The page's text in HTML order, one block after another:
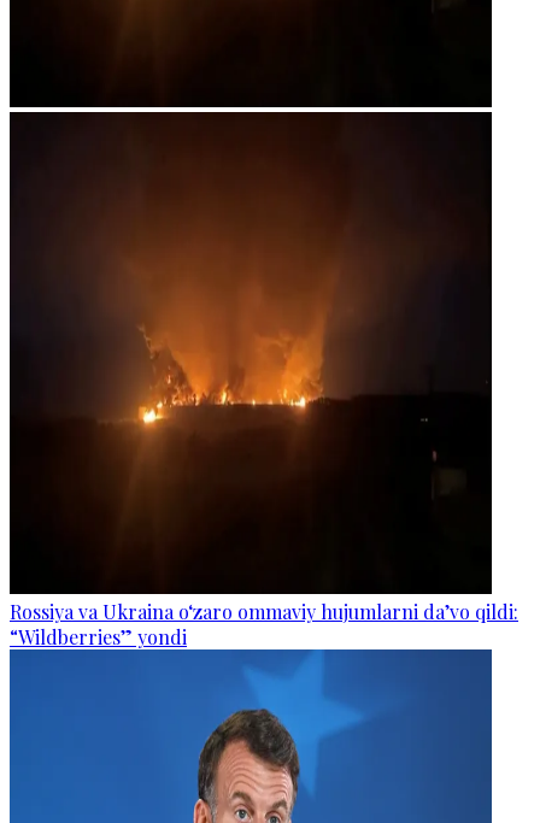
Rossiya va Ukraina o‘zaro ommaviy hujumlarni da’vo qildi:
“Wildberries” yondi